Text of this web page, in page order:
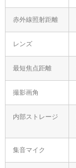
赤外線照射距離
レンズ
最短焦点距離
撮影画角
内部ストレージ
集音マイク